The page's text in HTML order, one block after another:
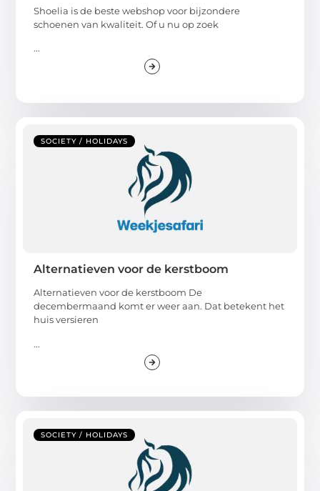
Shoelia is de beste webshop voor bijzondere
schoenen van kwaliteit. Of u nu op zoek
...
SOCIETY / HOLIDAYS
Alternatieven voor de kerstboom
Alternatieven voor de kerstboom De
decembermaand komt er weer aan. Dat betekent het
huis versieren
...
SOCIETY / HOLIDAYS